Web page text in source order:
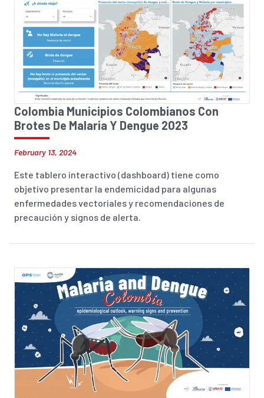
Colombia Municipios Colombianos Con
Brotes De Malaria Y Dengue 2023
February 13, 2024
Este tablero interactivo (dashboard) tiene como
objetivo presentar la endemicidad para algunas
enfermedades vectoriales y recomendaciones de
precaución y signos de alerta.